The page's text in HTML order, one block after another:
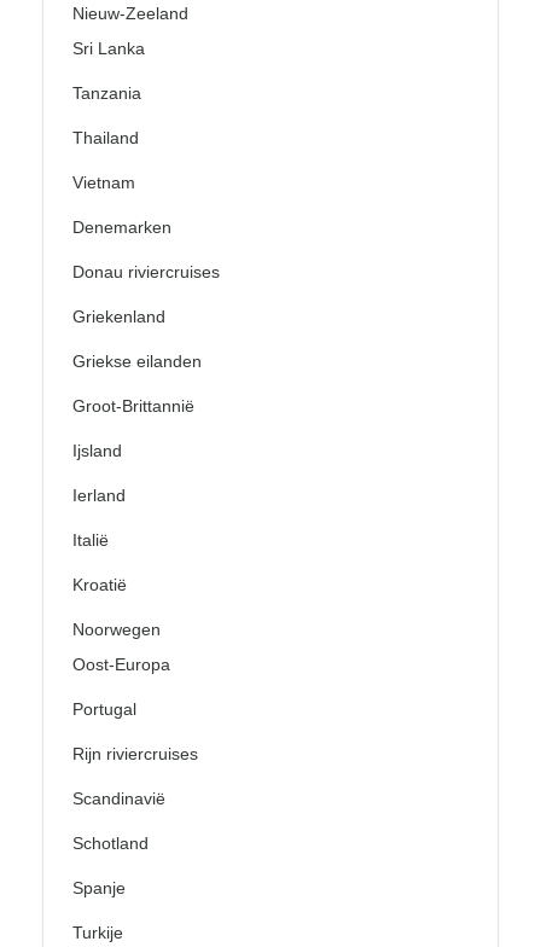
Nieuw-Zeeland
Sri Lanka
Tanzania
Thailand
Vietnam
Denemarken
Donau riviercruises
Griekenland
Griekse eilanden
Groot-Brittannië
Ijsland
Ierland
Italië
Kroatië
Noorwegen
Oost-Europa
Portugal
Rijn riviercruises
Scandinavië
Schotland
Spanje
Turkije